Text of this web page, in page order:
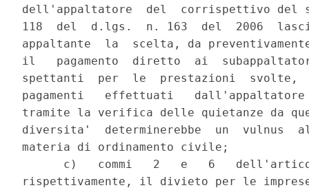
dell'appaltatore  del  corrispettivo del
118  del  d.lgs.  n. 163  del  2006
appaltante  la  scelta, da
il   pagamento  diretto  ai
spettanti  per  le  prestazioni
pagamenti   effettuati
tramite la verifica delle quietanze da
diversita'  determinerebbe  un  vulnus
materia di ordinamento civile;
c)   commi   2   e   6
rispettivamente, il divieto per le